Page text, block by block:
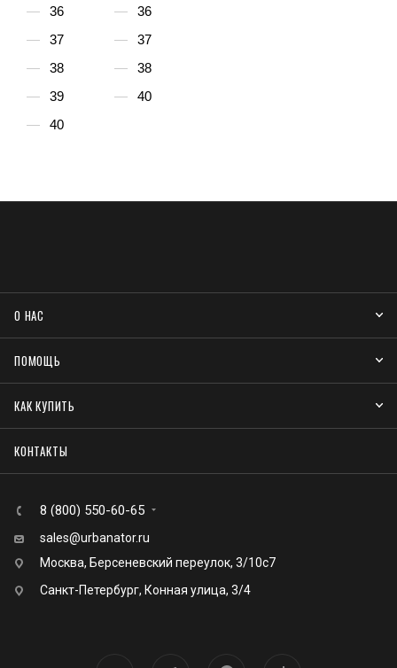
36
37
38
39
40
36
37
38
40
О НАС
ПОМОЩЬ
КАК КУПИТЬ
КОНТАКТЫ
8 (800) 550-60-65
sales@urbanator.ru
Москва, Берсеневский переулок, 3/10с7
Санкт-Петербург, Конная улица, 3/4